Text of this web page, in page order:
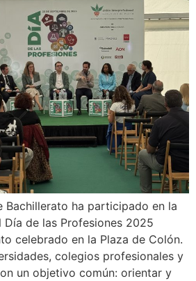
Bachillerato ha participado en la
Día de las Profesiones 2025
celebrado en la Plaza de Colón.
colegios profesionales y
un objetivo común: orientar y